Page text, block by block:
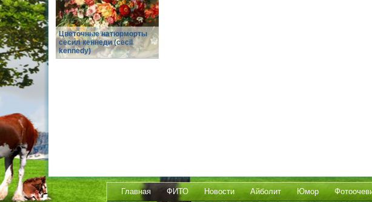
Цветочные натюрморты
сесил кеннеди (cecil
kennedy)
Главная ФИТО Новости Айболит Юмор